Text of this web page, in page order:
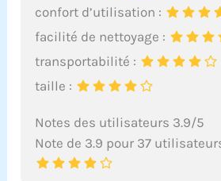
confort d’utilisation :
facilité de nettoyage :
transportabilité :
taille :
Notes des utilisateurs 3.9/5
Note de 3.9 pour 37